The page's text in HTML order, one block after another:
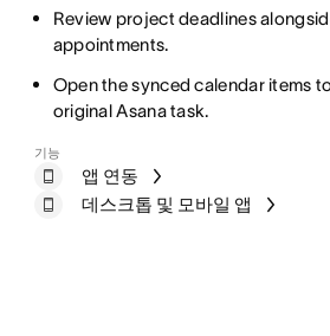
Review project deadlines
appointments.
Open the synced calendar items
original Asana task.
기능
앱 연동
데스크톱 및 모바일 앱